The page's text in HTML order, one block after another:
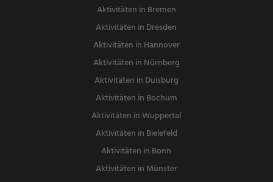
Aktivitäten in Bremen
Aktivitäten in Dresden
Aktivitäten in Hannover
Aktivitäten in Nürnberg
Aktivitäten in Duisburg
Aktivitäten in Bochum
Aktivitäten in Wuppertal
Aktivitäten in Bielefeld
Aktivitäten in Bonn
Aktivitäten in Münster